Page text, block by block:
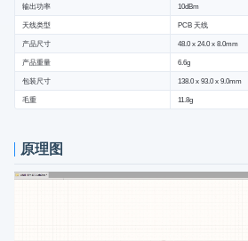
输出功率 10dBm
天线类型 PCB 天线
产品尺寸 48.0 x 24.0 x 8.0mm
产品重量 6.6g
包装尺寸 138.0 x 93.0 x 9.0mm
毛重 11.8g
原理图